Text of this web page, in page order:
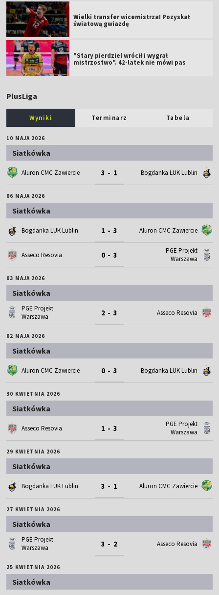
Wielki transfer wicemistrza! Pozyskał
światową gwiazdę
"Stary pierdziel wrócił i wygrał
mistrzostwo". 42-latek nie mówi pas
PlusLiga
Wyniki Terminarz Tabela
10 MAJA 2026
Siatkówka
Aluron CMC Zawiercie 3 - 1 Bogdanka LUK Lublin
06 MAJA 2026
Siatkówka
Bogdanka LUK Lublin 1 - 3 Aluron CMC Zawiercie
Asseco Resovia 0 - 3
PGE Projekt
Warszawa
03 MAJA 2026
Siatkówka
PGE Projekt
Warszawa
2 - 3 Asseco Resovia
02 MAJA 2026
Siatkówka
Aluron CMC Zawiercie 0 - 3 Bogdanka LUK Lublin
30 KWIETNIA 2026
Siatkówka
Asseco Resovia 1 - 3
PGE Projekt
Warszawa
29 KWIETNIA 2026
Siatkówka
Bogdanka LUK Lublin 3 - 1 Aluron CMC Zawiercie
27 KWIETNIA 2026
Siatkówka
PGE Projekt
Warszawa
3 - 2 Asseco Resovia
25 KWIETNIA 2026
Siatkówka